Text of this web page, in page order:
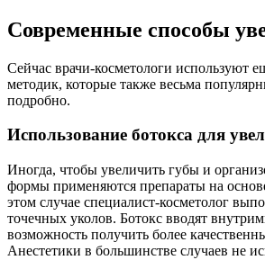
Современные способы
Сейчас врачи-косметологи используют
методик, которые также весьма
подробно.
Использование ботокса для
Иногда, чтобы увеличить губы и
формы применяются препараты на
этом случае специалист-косметолог
точечных уколов. Ботокс вводят
возможность получить более
Анестетики в большинстве случаев не